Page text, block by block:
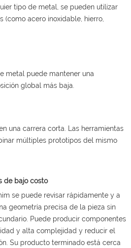
tipo de metal, se pueden utilizar
(como acero inoxidable, hierro,
metal puede mantener una
global más baja.
una carrera corta. Las herramientas
múltiples prototipos del mismo
de bajo costo
se puede revisar rápidamente y a
geometría precisa de la pieza sin
Puede producir componentes
y alta complejidad y reducir el
Su producto terminado está cerca